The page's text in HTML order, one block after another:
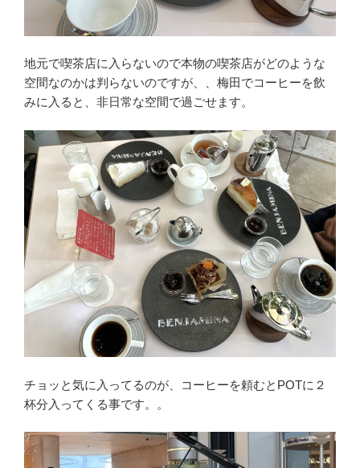
地元で喫茶店に入らないので本物の喫茶店がどのような
空間なのかは判らないのですが、、梅田でコーヒーを飲
みに入ると、非日常な空間で過ごせます。
チョッと気に入ってるのが、コーヒーを頼むとPOTに２
杯分入ってくる事です。。